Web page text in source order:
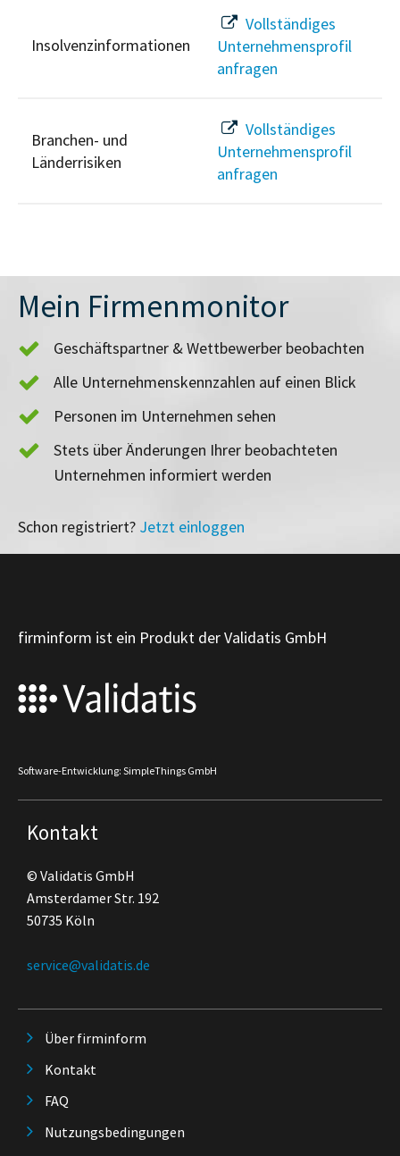
Insolvenzinformationen
Vollständiges
Unternehmensprofil
anfragen
Branchen- und
Länderrisiken
Vollständiges
Unternehmensprofil
anfragen
Mein Firmenmonitor
Geschäftspartner & Wettbewerber beobachten
Alle Unternehmenskennzahlen auf einen Blick
Personen im Unternehmen sehen
Stets über Änderungen Ihrer beobachteten
Unternehmen informiert werden
Schon registriert? Jetzt einloggen
firminform ist ein Produkt der Validatis GmbH
Software-Entwicklung: SimpleThings GmbH
Kontakt
© Validatis GmbH
Amsterdamer Str. 192
50735 Köln
service@validatis.de
Über firminform
Kontakt
FAQ
Nutzungsbedingungen